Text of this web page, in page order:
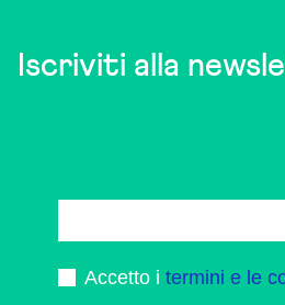
Iscriviti alla
Accetto i termini e le